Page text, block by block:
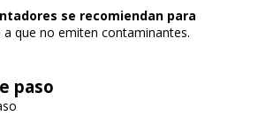
se recomiendan para
a que no emiten contaminantes.
paso